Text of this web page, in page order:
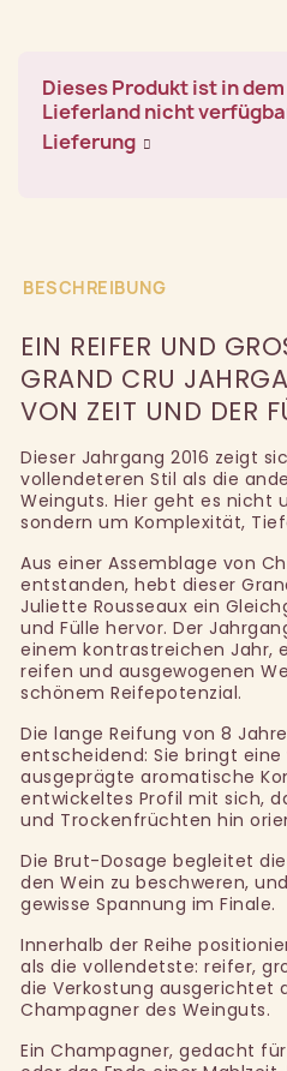
Dieses Produkt ist in
Lieferland nicht
Lieferung
BESCHREIBUNG
EIN REIFER UND
RAND CRU
ON ZEIT UND DER
Dieser Jahrgang 2016 zeigt
vollendeteren Stil als die
Weinguts. Hier geht es nicht
sondern um Komplexität,
Aus einer Assemblage von
entstanden, hebt dieser
Juliette Rousseaux ein
und Fülle hervor. Der
einem kontrastreichen Jahr,
reifen und ausgewogenen
schönem Reifepotenzial.
Die lange Reifung von 8
entscheidend: Sie bringt
ausgeprägte aromatische
entwickeltes Profil mit sich,
und Trockenfrüchten hin
Die Brut-Dosage begleitet
den Wein zu beschweren,
gewisse Spannung im Finale.
Innerhalb der Reihe
als die vollendetste: reifer,
die Verkostung ausgerichtet
Champagner des Weinguts.
Ein Champagner, gedacht